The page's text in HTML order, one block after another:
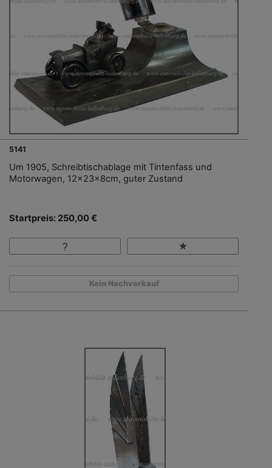
5141
Um 1905, Schreibtischablage mit Tintenfass und
Motorwagen, 12x23x8cm, guter Zustand
Startpreis: 250,00 €
Kein Nachverkauf